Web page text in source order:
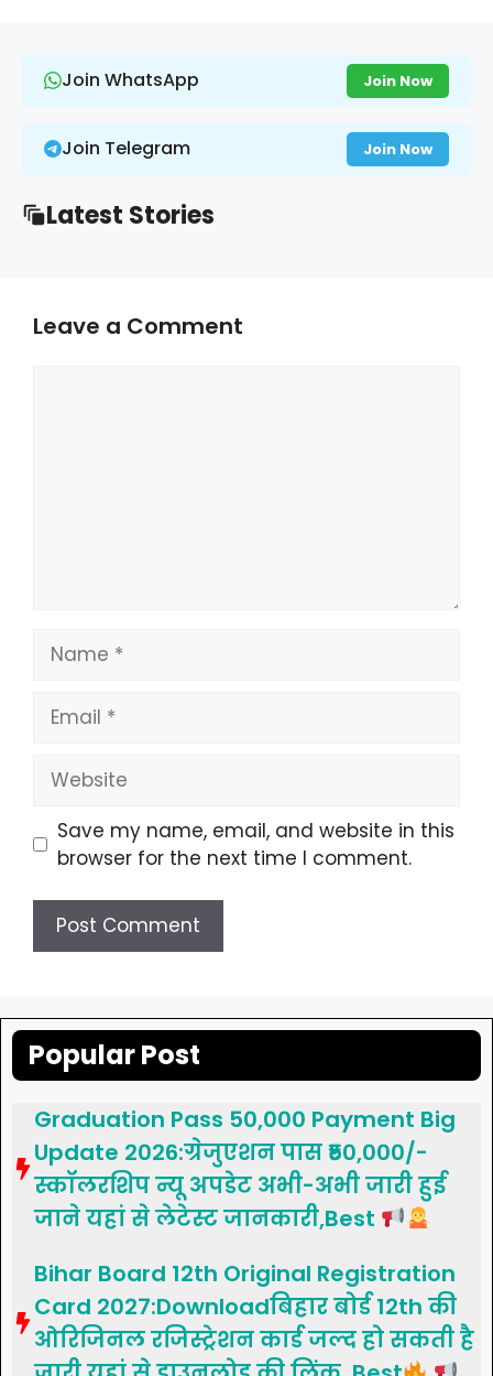
Join WhatsApp Join Now
Join Telegram Join Now
Latest Stories
Leave a Comment
Name
Email
Website
Save my name, email, and website in this
browser for the next time I comment.
Popular Post
Graduation Pass 50,000 Payment Big
Update 2026:ग्रेजुएशन पास ₹50,000/-
स्कॉलरशिप न्यू अपडेट अभी-अभी जारी हुई
जाने यहां से लेटेस्ट जानकारी,Best
Bihar Board 12th Original Registration
Card 2027:Downloadबिहार बोर्ड 12th की
ओरिजिनल रजिस्ट्रेशन कार्ड जल्द हो सकती है